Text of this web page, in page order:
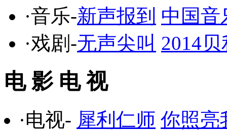
·音乐-新声报到 中国音
·戏剧-无声尖叫 2014
电 影 电 视
·电视- 犀利仁师 你照亮